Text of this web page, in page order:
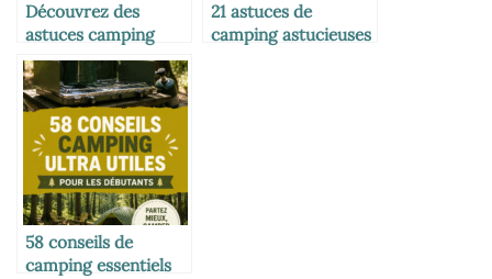
Découvrez des
astuces camping
innovantes pour vos
prochaines
aventures
21 astuces de
camping astucieuses
58 conseils de
camping essentiels